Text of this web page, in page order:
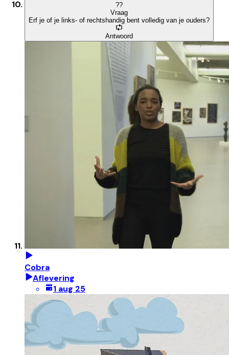
??
Vraag
Erf je of je links- of rechtshandig bent volledig van je ouders?
Antwoord
Cobra
Aflevering
1 aug 25